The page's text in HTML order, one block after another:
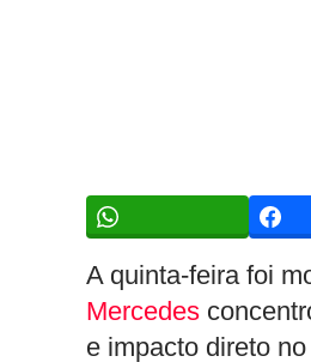
A quinta-feira foi
Mercedes
e impacto direto